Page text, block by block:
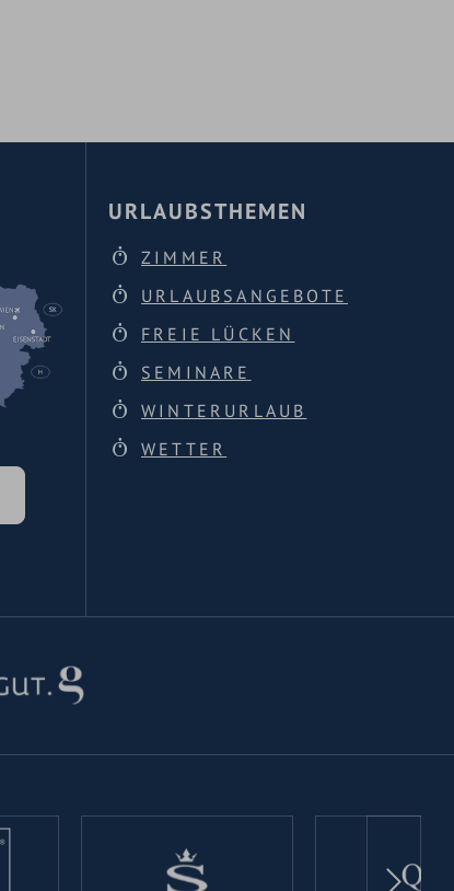
URLAUBSTHEMEN
ZIMMER
URLAUBSANGEBOTE
FREIE LÜCKEN
SEMINARE
WINTERURLAUB
WETTER